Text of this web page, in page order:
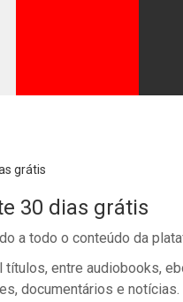
30 dias grátis
a todo o conteúdo da
títulos, entre audiobooks,
documentários e notícias.